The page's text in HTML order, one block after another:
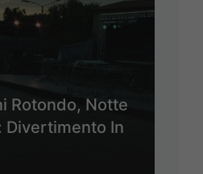
Rotondo, Notte
Divertimento In